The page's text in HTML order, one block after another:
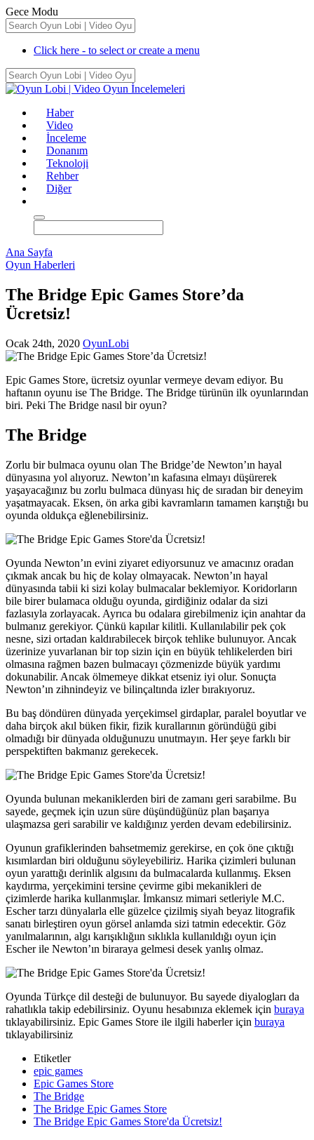
Gece Modu
Click here - to select or create a menu
Haber
Video
İnceleme
Donanım
Teknoloji
Rehber
Diğer
Ana Sayfa
Oyun Haberleri
The Bridge Epic Games Store’da
Ücretsiz!
Ocak 24th, 2020 OyunLobi
Epic Games Store, ücretsiz oyunlar vermeye devam ediyor. Bu
haftanın oyunu ise The Bridge. The Bridge türünün ilk oyunlarından
biri. Peki The Bridge nasıl bir oyun?
The Bridge
Zorlu bir bulmaca oyunu olan The Bridge’de Newton’ın hayal
dünyasına yol alıyoruz. Newton’ın kafasına elmayı düşürerek
yaşayacağınız bu zorlu bulmaca dünyası hiç de sıradan bir deneyim
yaşatmayacak. Eksen, ön arka gibi kavramların tamamen karıştığı bu
oyunda oldukça eğlenebilirsiniz.
Oyunda Newton’ın evini ziyaret ediyorsunuz ve amacınız oradan
çıkmak ancak bu hiç de kolay olmayacak. Newton’ın hayal
dünyasında tabii ki sizi kolay bulmacalar beklemiyor. Koridorların
bile birer bulamaca olduğu oyunda, girdiğiniz odalar da sizi
fazlasıyla zorlayacak. Ayrıca bu odalara girebilmeniz için anahtar da
bulmanız gerekiyor. Çünkü kapılar kilitli. Kullanılabilir pek çok
nesne, sizi ortadan kaldırabilecek birçok tehlike bulunuyor. Ancak
üzerinize yuvarlanan bir top sizin için en büyük tehlikelerden biri
olmasına rağmen bazen bulmacayı çözmenizde büyük yardımı
dokunabilir. Ancak ölmemeye dikkat etseniz iyi olur. Sonuçta
Newton’ın zihnindeyiz ve bilinçaltında izler bırakıyoruz.
Bu baş döndüren dünyada yerçekimsel girdaplar, paralel boyutlar ve
daha birçok akıl büken fikir, fizik kurallarının göründüğü gibi
olmadığı bir dünyada olduğunuzu unutmayın. Her şeye farklı bir
perspektiften bakmanız gerekecek.
Oyunda bulunan mekaniklerden biri de zamanı geri sarabilme. Bu
sayede, geçmek için uzun süre düşündüğünüz plan başarıya
ulaşmazsa geri sarabilir ve kaldığınız yerden devam edebilirsiniz.
Oyunun grafiklerinden bahsetmemiz gerekirse, en çok öne çıktığı
kısımlardan biri olduğunu söyleyebiliriz. Harika çizimleri bulunan
oyun yarattığı derinlik algısını da bulmacalarda kullanmış. Eksen
kaydırma, yerçekimini tersine çevirme gibi mekanikleri de
çizimlerde harika kullanmışlar. İmkansız mimari setleriyle M.C.
Escher tarzı dünyalarla elle güzelce çizilmiş siyah beyaz litografik
sanatı birleştiren oyun görsel anlamda sizi tatmin edecektir. Göz
yanılmalarının, algı karışıklığıın sıklıkla kullanıldığı oyun için
Escher ile Newton’ın biraraya gelmesi desek yanlış olmaz.
Oyunda Türkçe dil desteği de bulunuyor. Bu sayede diyalogları da
rahatlıkla takip edebilirsiniz. Oyunu hesabınıza eklemek için buraya
tıklayabilirsiniz. Epic Games Store ile ilgili haberler için buraya
tıklayabilirsiniz
Etiketler
epic games
Epic Games Store
The Bridge
The Bridge Epic Games Store
The Bridge Epic Games Store'da Ücretsiz!